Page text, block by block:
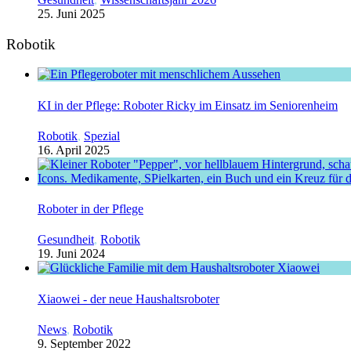
25. Juni 2025
Robotik
KI in der Pflege: Roboter Ricky im Einsatz im Seniorenheim
Robotik, Spezial
16. April 2025
Roboter in der Pflege
Gesundheit, Robotik
19. Juni 2024
Xiaowei - der neue Haushaltsroboter
News, Robotik
9. September 2022